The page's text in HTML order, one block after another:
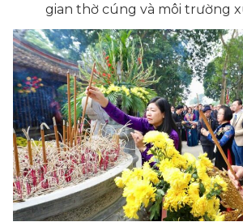
gian thờ cúng và môi trường